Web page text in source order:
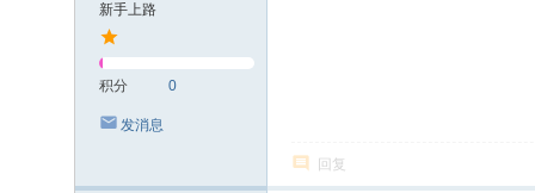
新手上路
积分 0
发消息
回复